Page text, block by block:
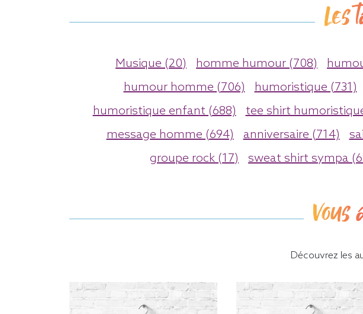
Les
Musique (20) homme humour (708)
humour homme (706)
humoristique (731)
humoristique enfant (688)
tee shirt
message homme (694)
anniversaire (714)
groupe rock (17)
sweat shirt sympa
Vous
Découvrez les